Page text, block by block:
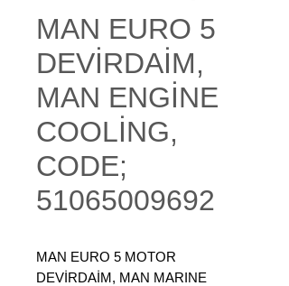
MAN EURO 5
DEVİRDAİM,
MAN ENGİNE
COOLİNG,
CODE;
51065009692
MAN EURO 5 MOTOR
DEVİRDAİM, MAN MARINE